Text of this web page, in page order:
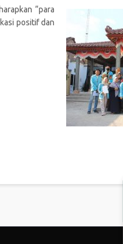
“para
positif dan